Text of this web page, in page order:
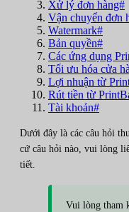
Xử lý đơn hàng#
Vận chuyển đơn
Watermark#
Bản quyền#
Các ứng dụng
Tối ưu hóa cửa
Lợi nhuận từ
Rút tiền từ
Tài khoản#
Dưới đây là các câu hỏi
cứ câu hỏi nào, vui lòng
tiết.
Vui lòng tham